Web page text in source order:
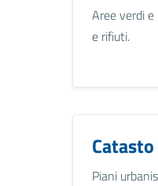
Aree verdi
e rifiuti.
Piani